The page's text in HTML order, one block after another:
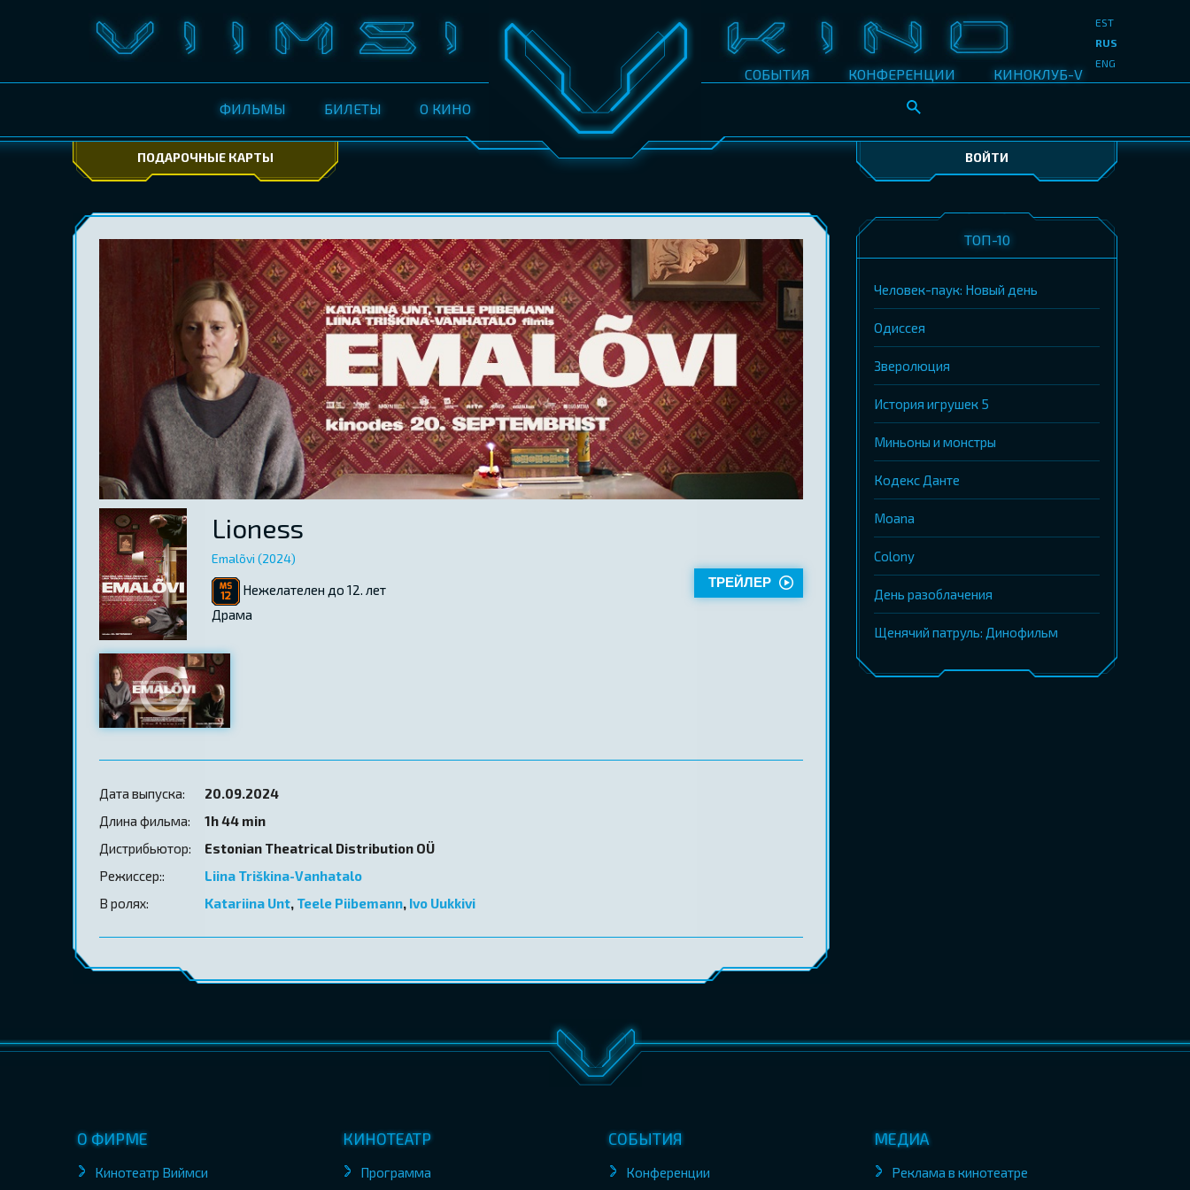
ФИЛЬМЫ БИЛЕТЫ О КИНО
СОБЫТИЯ КОНФЕРЕНЦИИ КИНОКЛУБ-V
EST
RUS
ENG
ПОДАРОЧНЫЕ КАРТЫ ВОЙТИ
Lioness
Emalõvi (2024)
Нежелателен до 12. лет
Драма
ТРЕЙЛЕР
Дата выпуска:
20.09.2024
Длина фильма:
1h 44 min
Дистрибьютор:
Estonian Theatrical Distribution OÜ
Режиссер::
Liina Triškina-Vanhatalo
В ролях:
Katariina Unt, Teele Piibemann, Ivo Uukkivi
ТОП-10
Человек-паук: Новый день
Одиссея
Зверолюция
История игрушек 5
Миньоны и монстры
Кодекс Данте
Moana
Colony
День разоблачения
Щенячий патруль: Динофильм
О ФИРМЕ
Кинотеатр Виймси
КИНОТЕАТР
Программа
СОБЫТИЯ
Конференции
МЕДИА
Реклама в кинотеатре